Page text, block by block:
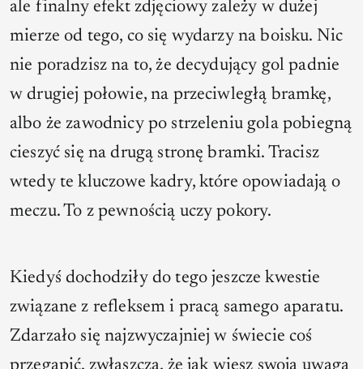
ale finalny efekt zdjęciowy zależy w dużej
mierze od tego, co się wydarzy na boisku. Nic
nie poradzisz na to, że decydujący gol padnie
w drugiej połowie, na przeciwległą bramkę,
albo że zawodnicy po strzeleniu gola pobiegną
cieszyć się na drugą stronę bramki. Tracisz
wtedy te kluczowe kadry, które opowiadają o
meczu. To z pewnością uczy pokory.
Kiedyś dochodziły do tego jeszcze kwestie
związane z refleksem i pracą samego aparatu.
Zdarzało się najzwyczajniej w świecie coś